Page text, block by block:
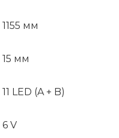
1155 мм
15 мм
11 LED (A + B)
6 V